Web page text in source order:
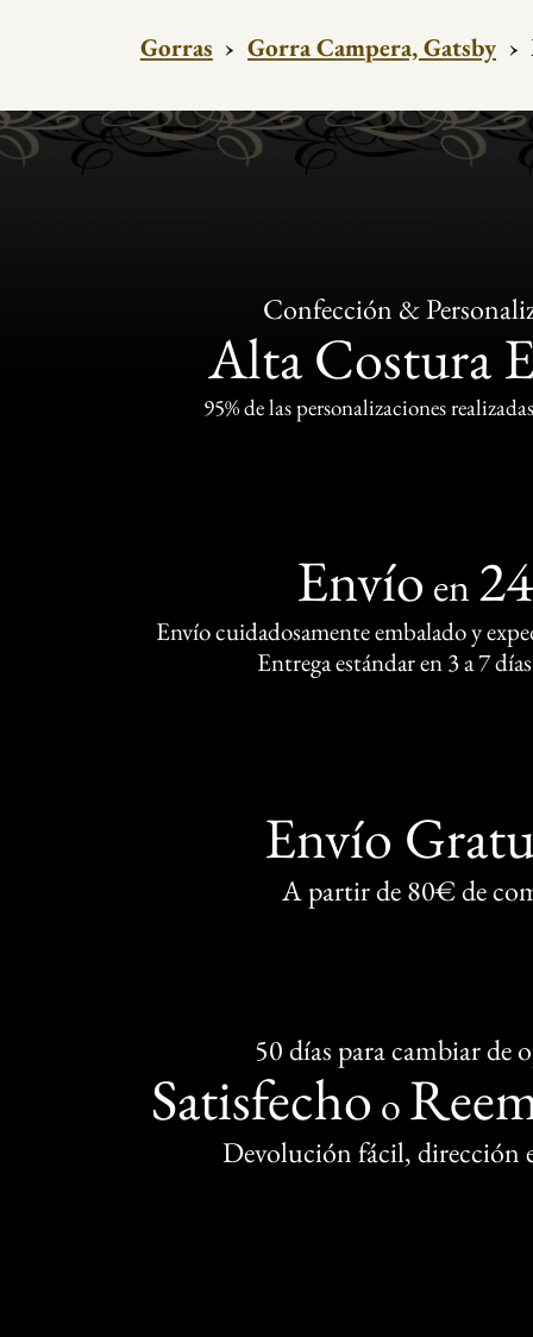
Gorras › Gorra Campera, Gatsby ›
Confección &
Alta Costura
95% de las personalizaciones
Envío en
Envío cuidadosamente embalado y
Entrega estándar en 3 a 7
Envío
A partir de 80€ de
50 días para cambiar de
Satisfecho o
Devolución fácil, dirección